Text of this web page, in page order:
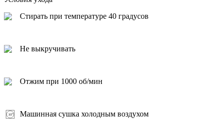
Стирать при температуре 40 градусов
Не выкручивать
Отжим при 1000 об/мин
Машинная сушка холодным воздухом